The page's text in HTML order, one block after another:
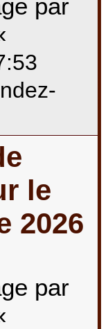
par
le
2026
par